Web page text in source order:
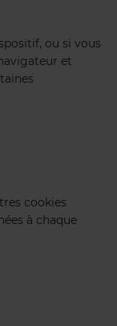
ou si vous
et
cookies
à chaque